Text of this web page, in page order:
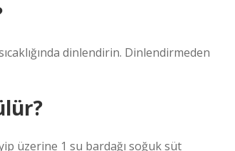
dinlendirin. Dinlendirmeden
üzerine 1 su bardağı soğuk süt